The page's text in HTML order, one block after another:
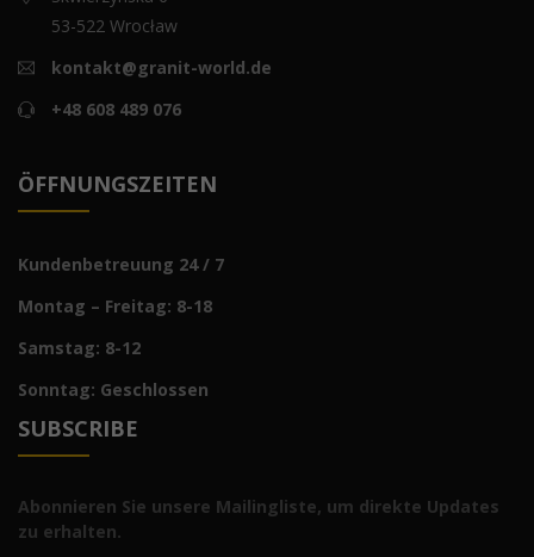
53-522 Wrocław
kontakt@granit-world.de
+48 608 489 076
ÖFFNUNGSZEITEN
Kundenbetreuung 24 / 7
Montag – Freitag: 8-18
Samstag: 8-12
Sonntag: Geschlossen
SUBSCRIBE
Abonnieren Sie unsere Mailingliste, um direkte Updates
zu erhalten.